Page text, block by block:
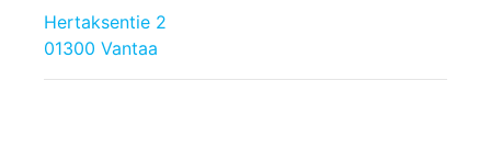
Hertaksentie 2
01300 Vantaa